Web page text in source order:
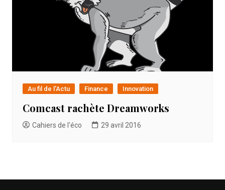
Au fil de l'Actu Finance Innovation
Comcast rachète Dreamworks
Cahiers de l'éco 29 avril 2016